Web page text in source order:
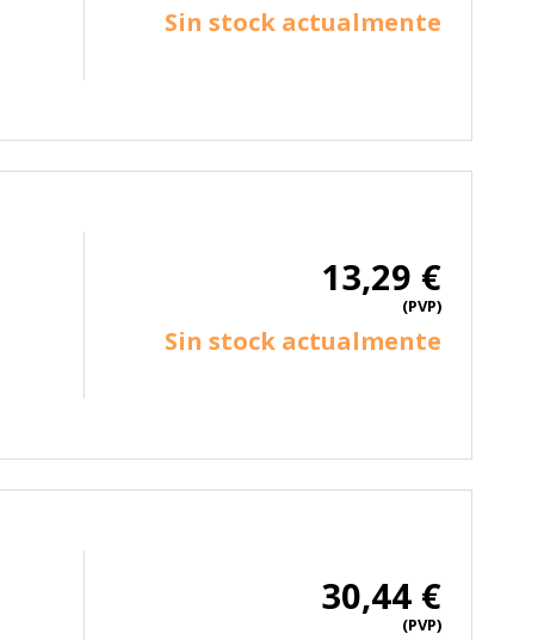
Sin stock actualmente
13,29 €
(PVP)
Sin stock actualmente
30,44 €
(PVP)